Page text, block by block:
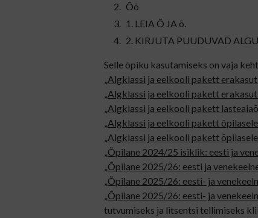
Õõ
1. LEIA Õ JA õ.
2. KIRJUTA PUUDUVAD
Selle õpiku kasutamiseks on vaja
„Algklassi ja eelkooli pakett
„Algklassi ja eelkooli pakett
„Algklassi ja eelkooli pakett
„Algklassi ja eelkooli pakett
„Algklassi ja eelkooli pakett
„Õpilane 2024/25 isiklik: eesti ja
„Õpilane 2025/26: eesti ja
„Õpilane 2025/26: eesti- ja
„Õpilane 2025/26: eesti- ja
tutvumiseks ja litsentsi tellimiseks